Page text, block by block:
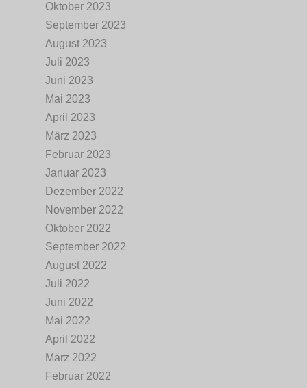
Oktober 2023
September 2023
August 2023
Juli 2023
Juni 2023
Mai 2023
April 2023
März 2023
Februar 2023
Januar 2023
Dezember 2022
November 2022
Oktober 2022
September 2022
August 2022
Juli 2022
Juni 2022
Mai 2022
April 2022
März 2022
Februar 2022